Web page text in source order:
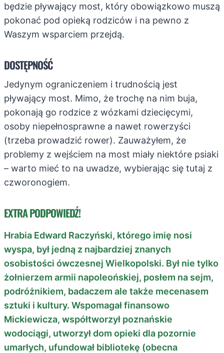
będzie pływający most, który obowiązkowo muszą
pokonać pod opieką rodziców i na pewno z
Waszym wsparciem przejdą.
DOSTĘPNOŚĆ
Jedynym ograniczeniem i trudnością jest
pływający most. Mimo, że trochę na nim buja,
pokonają go rodzice z wózkami dziecięcymi,
osoby niepełnosprawne a nawet rowerzyści
(trzeba prowadzić rower). Zauważyłem, że
problemy z wejściem na most miały niektóre psiaki
– warto mieć to na uwadze, wybierając się tutaj z
czworonogiem.
EXTRA PODPOWIEDŹ!
Hrabia Edward Raczyński, którego imię nosi
wyspa, był jedną z najbardziej znanych
osobistości ówczesnej Wielkopolski. Był nie tylko
żołnierzem armii napoleońskiej, posłem na sejm,
podróżnikiem, badaczem ale także mecenasem
sztuki i kultury. Wspomagał finansowo
Mickiewicza, współtworzył poznańskie
wodociągi, utworzył dom opieki dla pozornie
umarłych, ufundował bibliotekę (obecna